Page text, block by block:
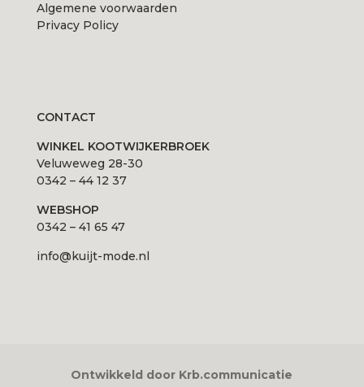
Algemene voorwaarden
Privacy Policy
CONTACT
WINKEL KOOTWIJKERBROEK
Veluweweg 28-30
0342 – 44 12 37
WEBSHOP
0342 – 41 65 47
info@kuijt-mode.nl
Ontwikkeld door Krb.communicatie